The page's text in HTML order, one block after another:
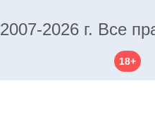
2026 г. Все
18+